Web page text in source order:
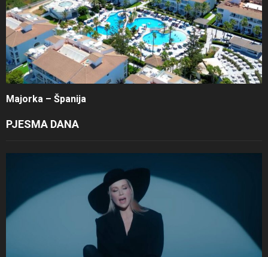
Majorka – Španija
PJESMA DANA